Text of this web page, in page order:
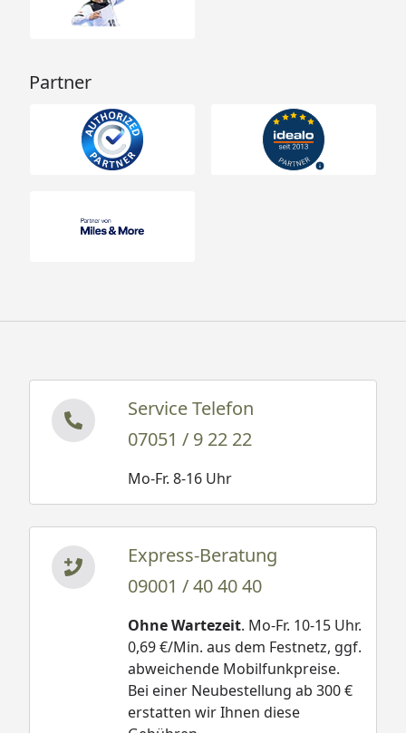
Partner
Service Telefon
07051 / 9 22 22
Mo-Fr. 8-16 Uhr
Express-Beratung
09001 / 40 40 40
Ohne Wartezeit. Mo-Fr. 10-15 Uhr.
0,69 €/Min. aus dem Festnetz, ggf.
abweichende Mobilfunkpreise.
Bei einer Neubestellung ab 300 €
erstatten wir Ihnen diese